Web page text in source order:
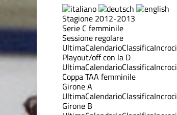
Stagione 2012-2013
Serie C femminile
Sessione regolare
UltimaCalendarioClassificaIncroci
Playout/off con la D
UltimaCalendarioClassificaIncroci
Coppa TAA femminile
Girone A
UltimaCalendarioClassificaIncroci
Girone B